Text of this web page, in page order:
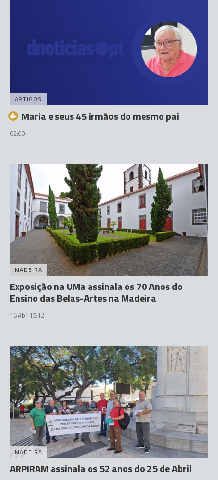
ARTIGOS
Maria e seus 45 irmãos do mesmo pai
02:00
MADEIRA
Exposição na UMa assinala os 70 Anos do
Ensino das Belas-Artes na Madeira
16 Abr 15:12
MADEIRA
ARPIRAM assinala os 52 anos do 25 de Abril